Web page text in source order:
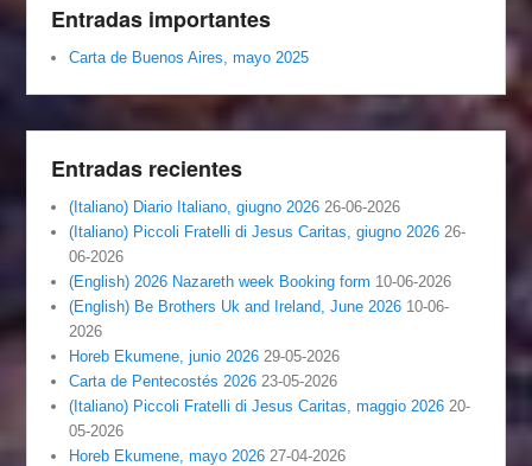
Entradas importantes
Carta de Buenos Aires, mayo 2025
Entradas recientes
(Italiano) Diario Italiano, giugno 2026 26-06-2026
(Italiano) Piccoli Fratelli di Jesus Caritas, giugno 2026 26-
06-2026
(English) 2026 Nazareth week Booking form 10-06-2026
(English) Be Brothers Uk and Ireland, June 2026 10-06-
2026
Horeb Ekumene, junio 2026 29-05-2026
Carta de Pentecostés 2026 23-05-2026
(Italiano) Piccoli Fratelli di Jesus Caritas, maggio 2026 20-
05-2026
Horeb Ekumene, mayo 2026 27-04-2026